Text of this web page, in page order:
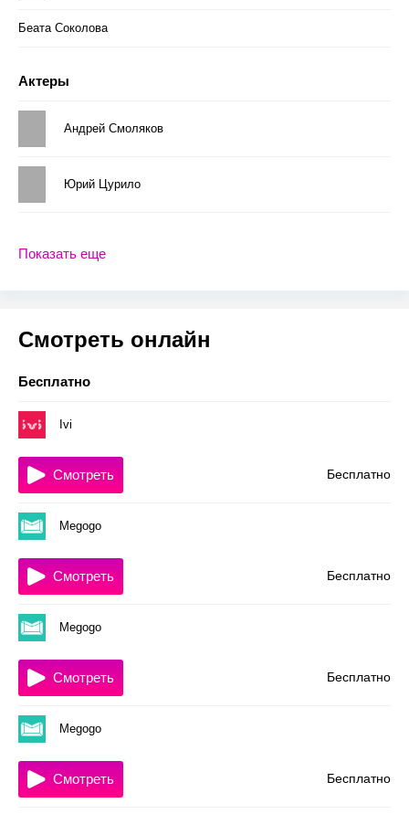
Беата Соколова
Актеры
Андрей Смоляков
Юрий Цурило
Показать еще
Смотреть онлайн
Бесплатно
Ivi
Бесплатно
Смотреть
Megogo
Бесплатно
Смотреть
Megogo
Бесплатно
Смотреть
Megogo
Бесплатно
Смотреть